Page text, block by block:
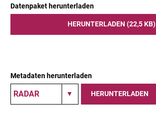
Datenpaket herunterladen
HERUNTERLADEN (22,5 KB)
Metadaten herunterladen
HERUNTERLADEN